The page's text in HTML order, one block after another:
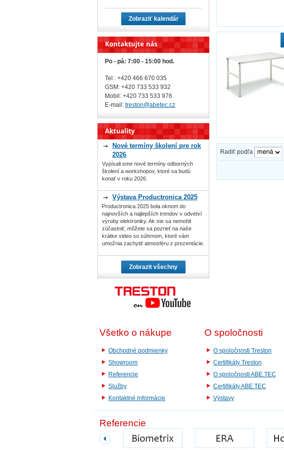
Radiť podľa
Zobraziť kalendár
Po - pá: 7:00 - 15:00 hod.
Tel.: +420 466 670 035
GSM: +420 733 533 932
Mobil: +420 733 533 976
E-mail: treston@abetec.cz
Nové termíny školení pre rok
2026
Vypísali sme nové termíny odborných
školení a workshopov, ktoré sa budú
konať v roku 2026.
Výstava Productronica 2025
Productronica 2025 bola oknom do
najnovších a najlepších trendov v odvetví
výroby elektroniky. Ak ste sa nemohli
zúčastniť, môžete sa pozrieť na naše
krátke video so súhrnom, ktoré vám
umožnia zachytiť atmosféru z prezentácie.
Zobrazit všechny
Všetko o nákupe
Obchodné podmienky
Showroom
Referencie
Služby
Kontaktné informácie
O spoločnosti
O spoločnosti Treston
Certifikáty Treston
O spoločnosti ABE.TEC
Certifikáty ABE.TEC
Výstavy
Referencie